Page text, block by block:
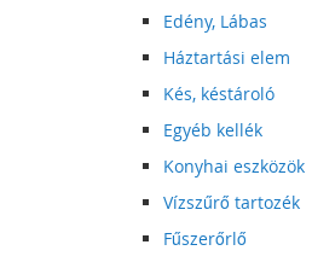
Edény, Lábas
Háztartási elem
Kés, késtároló
Egyéb kellék
Konyhai eszközök
Vízszűrő tartozék
Fűszerőrlő